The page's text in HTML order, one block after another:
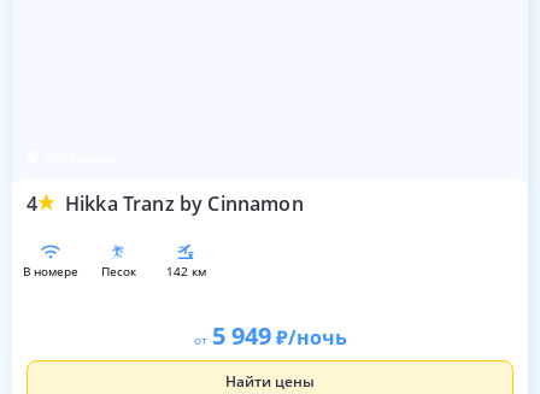
4 Hikka Tranz by Cinnamon
в номере песок 142 км
от 5 949 /ночь
Найти цены